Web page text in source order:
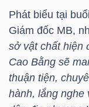
Phát biểu tại
Giám đốc MB,
sở vật chất hiện
Cao Bằng sẽ
thuận tiện,
hành, lắng nghe
CHÍNH
CÁ
NHÂN